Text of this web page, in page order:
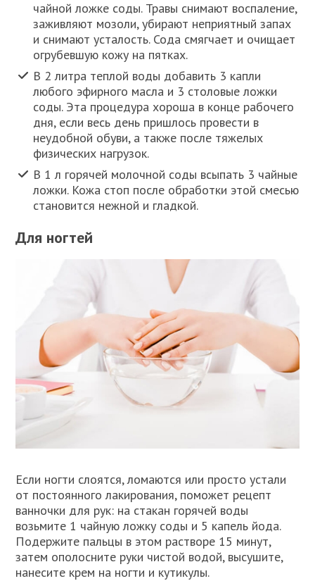
чайной ложке соды. Травы снимают воспаление,
заживляют мозоли, убирают неприятный запах
и снимают усталость. Сода смягчает и очищает
огрубевшую кожу на пятках.
В 2 литра теплой воды добавить 3 капли
любого эфирного масла и 3 столовые ложки
соды. Эта процедура хороша в конце рабочего
дня, если весь день пришлось провести в
неудобной обуви, а также после тяжелых
физических нагрузок.
В 1 л горячей молочной соды всыпать 3 чайные
ложки. Кожа стоп после обработки этой смесью
становится нежной и гладкой.
Для ногтей
Если ногти слоятся, ломаются или просто устали
от постоянного лакирования, поможет рецепт
ванночки для рук: на стакан горячей воды
возьмите 1 чайную ложку соды и 5 капель йода.
Подержите пальцы в этом растворе 15 минут,
затем ополосните руки чистой водой, высушите,
нанесите крем на ногти и кутикулы.